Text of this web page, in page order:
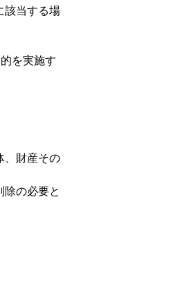
該当する場
を実施す
、財産その
の必要と